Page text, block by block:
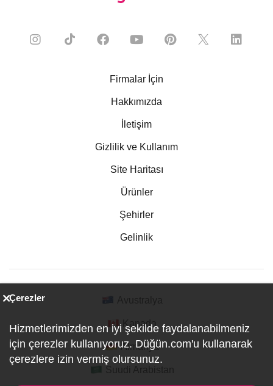
Firmalar İçin
Hakkımızda
İletişim
Gizlilik ve Kullanım
Site Haritası
Ürünler
Şehirler
Gelinlik
Kanada
Almanya
Çerezler
Hizmetlerimizden en iyi şekilde faydalanabilmeniz
için çerezler kullanıyoruz. Düğün.com'u kullanarak
çerezlere izin vermiş olursunuz.